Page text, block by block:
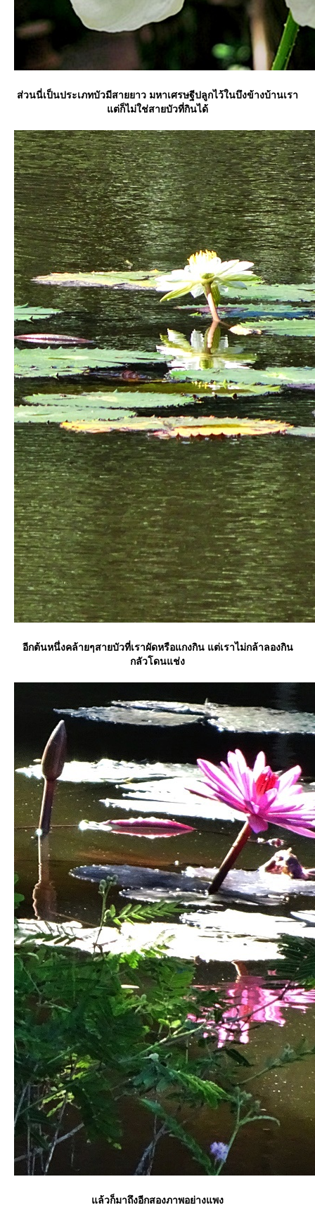
ส่วนนี่เป็นประเภทบัวมีสายยาว มหาเศรษฐีปลูกไว้ในบึงข้างบ้านเรา
ต่ก็ไม่ใช่สายบัวที่กินได้
อีกต้นหนึ่งคล้ายๆสายบัวที่เราผัดหรือแกงกิน แต่เราไม่กล้าลองกิน
กลัวโดนแช่ง
ล้วก็มาถึงอีกสองภาพอย่างแพง